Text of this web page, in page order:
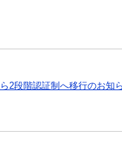
2段階認証制へ移行のお知